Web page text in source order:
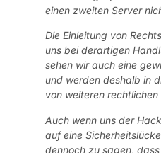
einen zweiten Server
Die Einleitung von
uns bei derartigen
sehen wir auch eine
und werden deshalb in
von weiteren
Auch wenn uns der
auf eine
dennoch zu sagen,